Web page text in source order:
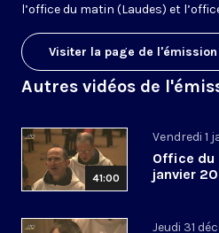
l’office du matin (Laudes) et
Visiter la page de l'émission
Autres vidéos de
41:00
Vendredi 1
Office du
janvier
Jeudi 31